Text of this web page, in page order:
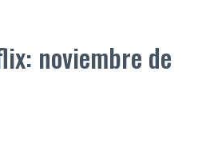
noviembre de